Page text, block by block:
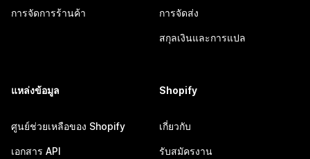
การจัดการร้านค้า การจัดส่ง
สกุลเงินและการแปล
แหล่งข้อมูล
ศูนย์ช่วยเหลือของ Shopify
เอกสาร API
Shopify
เกี่ยวกับ
รับสมัครงาน